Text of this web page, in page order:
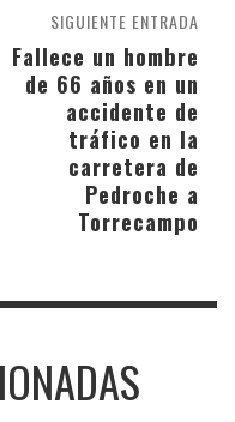
SIGUIENTE ENTRADA
Fallece un hombre
de 66 años en un
accidente de
tráfico en la
carretera de
Pedroche a
Torrecampo